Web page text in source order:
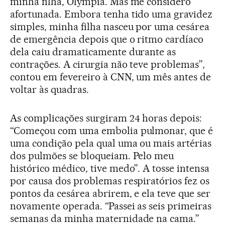
afortunada. Embora tenha tido uma gravidez
simples, minha filha nasceu por uma cesárea
de emergência depois que o ritmo cardíaco
dela caiu dramaticamente durante as
contrações. A cirurgia não teve problemas”,
contou em fevereiro à CNN, um mês antes de
voltar às quadras.
As complicações surgiram 24 horas depois:
“Começou com uma embolia pulmonar, que é
uma condição pela qual uma ou mais artérias
dos pulmões se bloqueiam. Pelo meu
histórico médico, tive medo”. A tosse intensa
por causa dos problemas respiratórios fez os
pontos da cesárea abrirem, e ela teve que ser
novamente operada. “Passei as seis primeiras
semanas da minha maternidade na cama.”